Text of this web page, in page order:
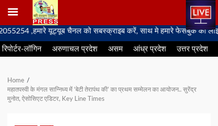
Skip
to
content
,हमारे यूट्यूब चैनल को सबस्क्राइब करें, साथ मे हमारे फेसबुक को लाइक
रिपोर्टर-लॉगिन अरुणाचल प्रदेश असम आंध्र प्रदेश उत्तर प्रदेश
Home
महातपस्वी के मंगल सान्निध्य में ‘बेटी तेरापंथ की’ का प्रथम सम्मेलन का आयोजन.. सुरेंद्र
मुनोत, ऐसोसिएट एडिटर, Key Line Times